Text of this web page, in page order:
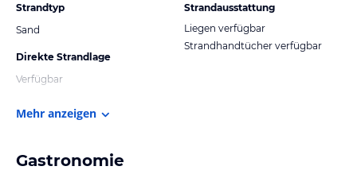
Strandtyp
Sand
Direkte Strandlage
Verfügbar
Strandausstattung
Liegen verfügbar
Strandhandtücher verfügbar
Mehr anzeigen
Gastronomie